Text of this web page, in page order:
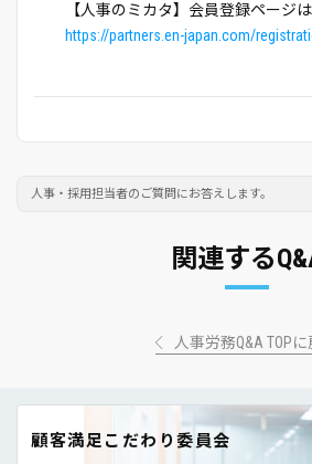
【人事のミカタ】会員登録ページ
https://partners.en-japan.com/
人事・採用担当者のご質問にお答えします。
関連する
人事労務Q&A TOPに
顧客満足こだわり委員会